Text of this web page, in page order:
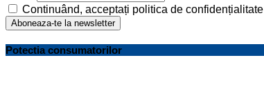
Continuând, acceptați politica de confidențialitate
Potectia consumatorilor